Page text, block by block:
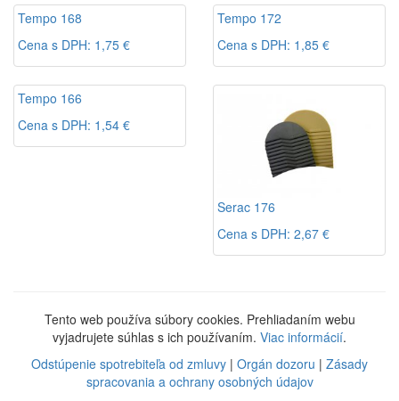
Tempo 168
Cena s DPH: 1,75 €
Tempo 172
Cena s DPH: 1,85 €
Tempo 166
Cena s DPH: 1,54 €
Serac 176
Cena s DPH: 2,67 €
Tento web používa súbory cookies. Prehliadaním webu
vyjadrujete súhlas s ich používaním. Viac informácií.
Odstúpenie spotrebiteľa od zmluvy | Orgán dozoru | Zásady
spracovania a ochrany osobných údajov